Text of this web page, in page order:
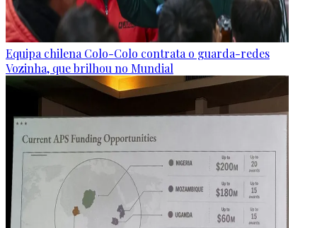
Equipa chilena Colo-Colo contrata o guarda-redes
Vozinha, que brilhou no Mundial